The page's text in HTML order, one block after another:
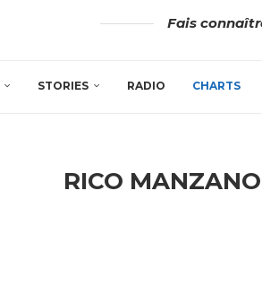
Fais
STORIES RADIO CHARTS
RICO MANZANO